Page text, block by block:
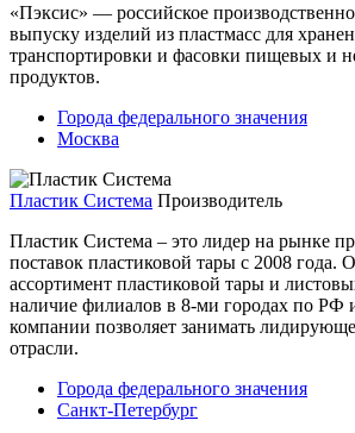
«Пэксис» — российское
выпуску изделий из пластмасс для
транспортировки и фасовки пищевых и
продуктов.
Города федерального значения
Москва
Пластик Система Производитель
Пластик Система – это лидер на рынке
поставок пластиковой тары с 2008 года.
ассортимент пластиковой тары и
наличие филиалов в 8-ми городах по РФ
компании позволяет занимать
отрасли.
Города федерального значения
Санкт-Петербург